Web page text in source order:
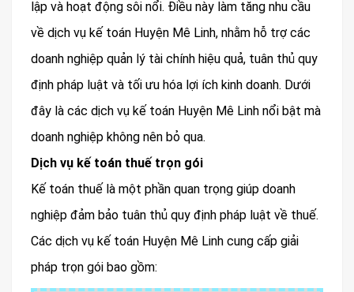
lập và hoạt động sôi nổi. Điều này làm tăng nhu cầu
về dịch vụ kế toán Huyện Mê Linh, nhằm hỗ trợ các
doanh nghiệp quản lý tài chính hiệu quả, tuân thủ quy
định pháp luật và tối ưu hóa lợi ích kinh doanh. Dưới
đây là các dịch vụ kế toán Huyện Mê Linh nổi bật mà
doanh nghiệp không nên bỏ qua.
Dịch vụ kế toán thuế trọn gói
Kế toán thuế là một phần quan trọng giúp doanh
nghiệp đảm bảo tuân thủ quy định pháp luật về thuế.
Các dịch vụ kế toán Huyện Mê Linh cung cấp giải
pháp trọn gói bao gồm: